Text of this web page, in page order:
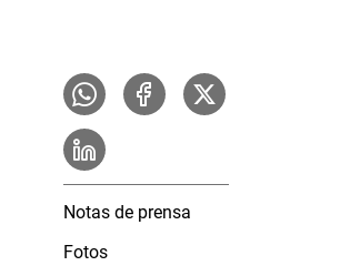
Notas de prensa
Fotos